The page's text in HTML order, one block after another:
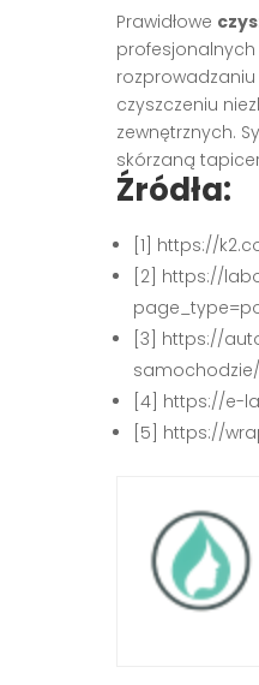
Prawidłowe
czyszczeniu
zewnętrznych.
skórzaną
Źródła:
[1] https://
[2] https://
[3] https://
samochodzie/
[4] https://e-
[5] https://